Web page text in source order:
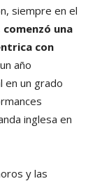
siempre en el
comenzó una
con
año
en un grado
inglesa en
y las